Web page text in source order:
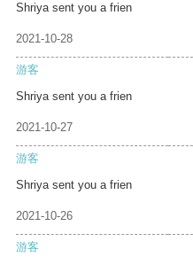
Shriya sent you a frien
2021-10-28
游客
Shriya sent you a frien
2021-10-27
游客
Shriya sent you a frien
2021-10-26
游客